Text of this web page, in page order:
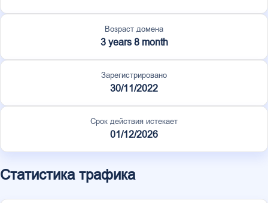
Возраст домена
3 years 8 month
Зарегистрировано
30/11/2022
Срок действия истекает
01/12/2026
Статистика трафика